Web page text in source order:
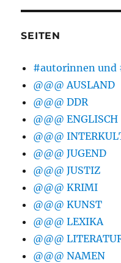
SEITEN
#autorinnen und
@@@ AUSLAND
@@@ DDR
@@@ ENGLISCH
@@@
@@@ JUGEND
@@@ JUSTIZ
@@@ KRIMI
@@@ KUNST
@@@ LEXIKA
@@@
@@@ NAMEN